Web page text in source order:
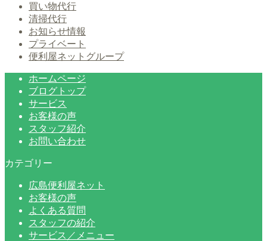
買い物代行
清掃代行
お知らせ情報
プライベート
便利屋ネットグループ
ホームページ
ブログトップ
サービス
お客様の声
スタッフ紹介
お問い合わせ
カテゴリー
広島便利屋ネット
お客様の声
よくある質問
スタッフの紹介
サービス／メニュー